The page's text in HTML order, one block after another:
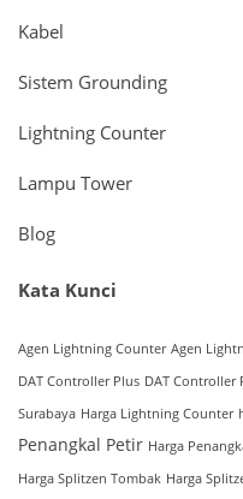
Kabel
Sistem Grounding
Lightning Counter
Lampu Tower
Blog
Kata Kunci
Agen Lightning Counter Agen
DAT Controller Plus DAT Controller
Surabaya Harga Lightning Counter
Penangkal Petir Harga
Harga Splitzen Tombak Harga